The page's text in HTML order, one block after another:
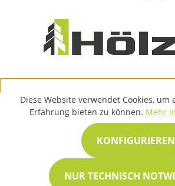
Diese Website verwendet Cookies, um
Erfahrung bieten zu können. Mehr
NUR TECHNISCH
KONFIGURIEREN